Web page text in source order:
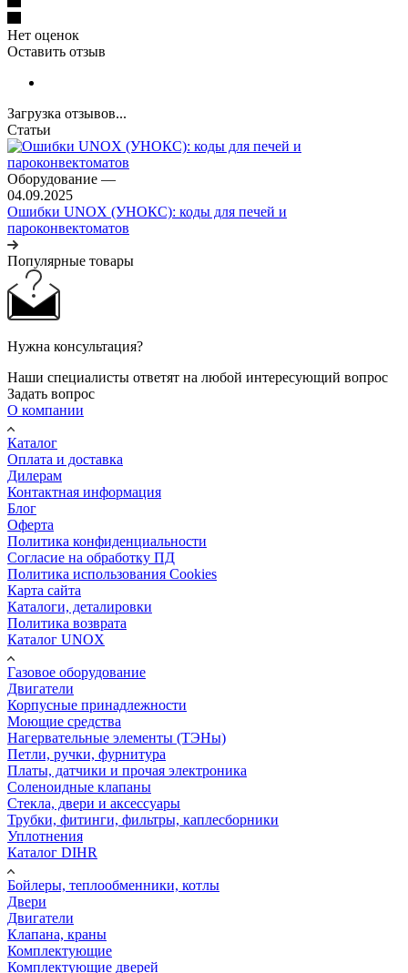
Нет оценок
Оставить отзыв
Загрузка отзывов...
Статьи
Оборудование —
04.09.2025
Ошибки UNOX (УНОКС): коды для печей и
пароконвектоматов
Популярные товары
Нужна консультация?
Наши специалисты ответят на любой интересующий вопрос
Задать вопрос
О компании
Каталог
Оплата и доставка
Дилерам
Контактная информация
Блог
Оферта
Политика конфиденциальности
Согласие на обработку ПД
Политика использования Cookies
Карта сайта
Каталоги, деталировки
Политика возврата
Каталог UNOX
Газовое оборудование
Двигатели
Корпусные принадлежности
Моющие средства
Нагервательные элементы (ТЭНы)
Петли, ручки, фурнитура
Платы, датчики и прочая электроника
Соленоидные клапаны
Стекла, двери и аксессуары
Трубки, фитинги, фильтры, каплесборники
Уплотнения
Каталог DIHR
Бойлеры, теплообменники, котлы
Двери
Двигатели
Клапана, краны
Комплектующие
Комплектующие дверей